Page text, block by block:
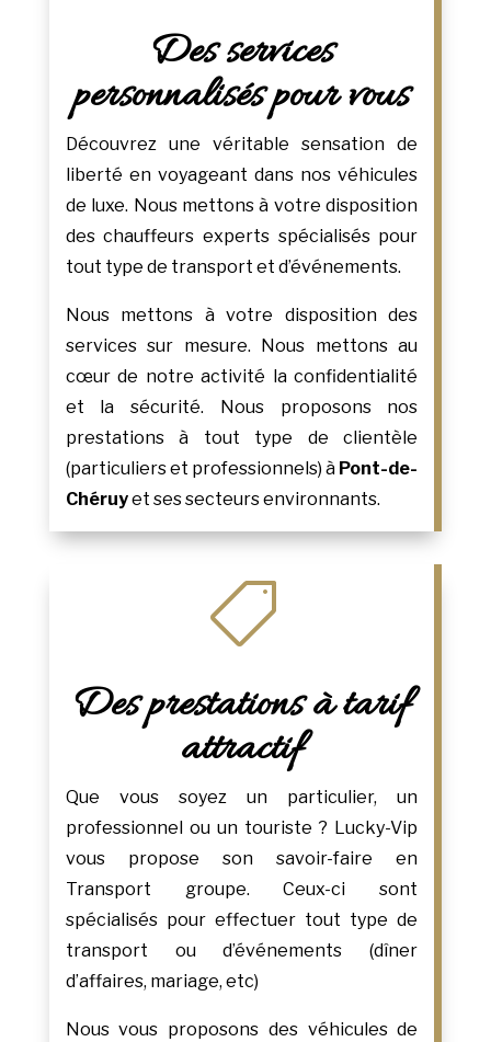
Des services
personnalisés pour vous
Découvrez une véritable sensation de
liberté en voyageant dans nos véhicules
de luxe. Nous mettons à votre disposition
des chauffeurs experts spécialisés pour
tout type de transport et d’événements.
Nous mettons à votre disposition des
services sur mesure. Nous mettons au
cœur de notre activité la confidentialité
et la sécurité. Nous proposons nos
prestations à tout type de clientèle
(particuliers et professionnels) à Pont-de-
Chéruyet ses secteurs environnants.

Des prestations à tarif
attractif
Que vous soyez un particulier, un
professionnel ou un touriste ? Lucky-Vip
vous propose son savoir-faire en
Transport groupe. Ceux-ci sont
spécialisés pour effectuer tout type de
transport ou d’événements (dîner
d’affaires, mariage, etc)
Nous vous proposons des véhicules de